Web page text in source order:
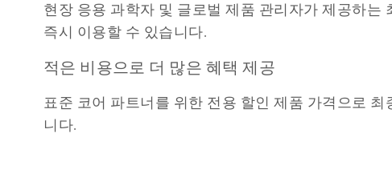
현장 응용 과학자 및 글로벌 제품 관리자가 제공하는
즉시 이용할 수 있습니다.
적은 비용으로 더 많은 혜택 제공
표준 코어 파트너를 위한 전용 할인 제품 가격으로
니다.